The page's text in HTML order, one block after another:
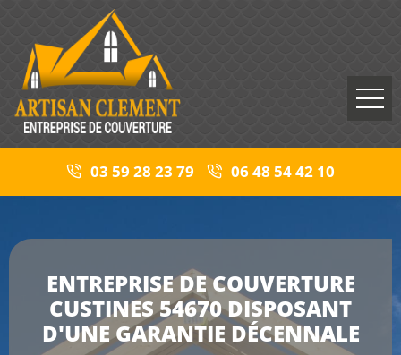
03 59 28 23 79 06 48 54 42 10
ENTREPRISE DE COUVERTURE
CUSTINES 54670 DISPOSANT
D'UNE GARANTIE DÉCENNALE